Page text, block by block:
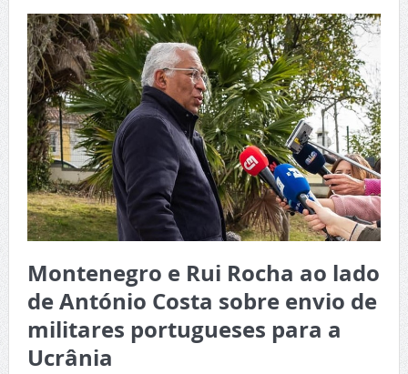
Montenegro e Rui Rocha ao lado
de António Costa sobre envio de
militares portugueses para a
Ucrânia